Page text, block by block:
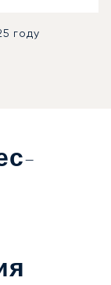
году